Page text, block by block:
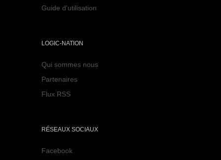
Guide d'utilisation
LOGIC-NATION
Qui sommes nous
Partenaires
Flux RSS
RÉSEAUX SOCIAUX
Facebook